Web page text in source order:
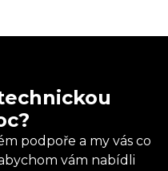
podpoře a my vás co
vám nabídli